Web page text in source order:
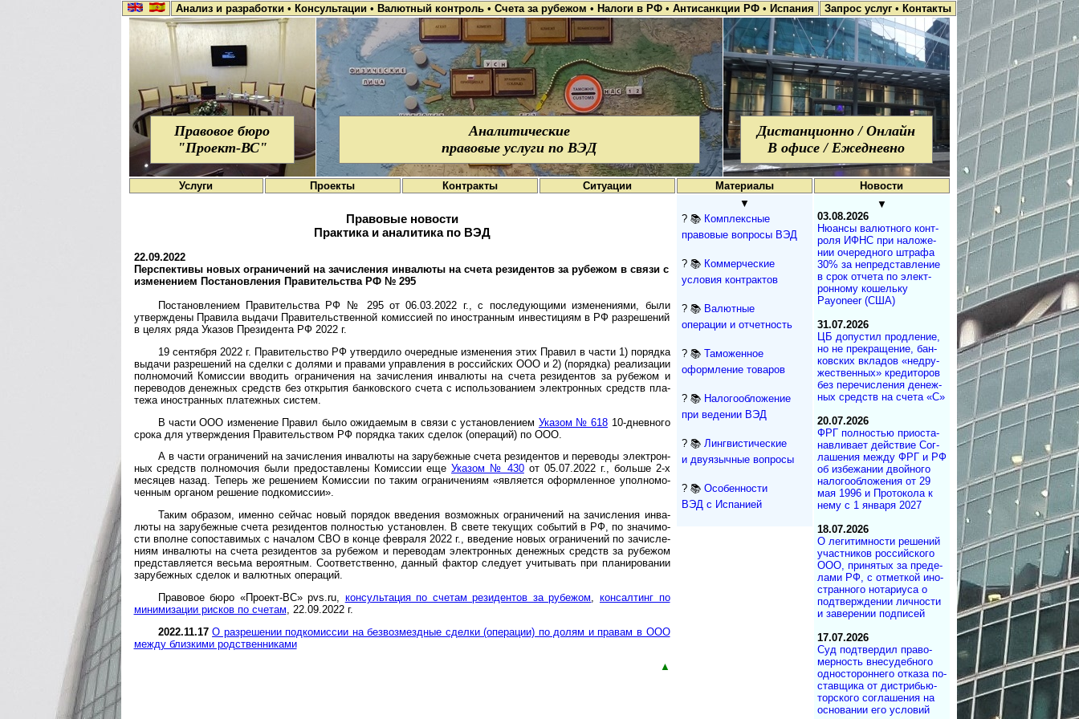
Анализ и разработки • Консультации • Валютный контроль • Счета за рубежом • Налоги в РФ • Антисанкции РФ • Испания Запрос услуг • Контакты
Правовое бюро
"Проект-ВС"
Аналитические
правовые услуги по ВЭД
Дистанционно / Онлайн
В офисе / Ежедневно
Услуги Проекты Контракты Ситуации Материалы Новости
Правовые новости
Практика и аналитика по ВЭД
22.09.2022
Перспективы но­вых ог­ра­ни­че­ний на за­чис­ле­ния ин­ва­лю­ты на сче­та ре­зи­ден­тов за ру­бе­жом в свя­зи с
из­ме­не­ни­ем По­ста­нов­ле­ния Пра­ви­тель­ст­ва РФ № 295
Постановлением Правительства РФ № 295 от 06.03.2022 г., с последующими измене­ниями, были
утвер­ждены Правила выдачи Прави­тель­ст­вен­ной комис­сией по ино­стран­ным инвес­тициям в РФ разре­шений
в целях ряда Указов Прези­дента РФ 2022 г.
19 сентября 2022 г. Правительство РФ утвердило очеред­ные изме­нения этих Правил в части 1) порядка
выдачи разре­шений на сделки с долями и пра­вами управ­ления в рос­сий­ских ООО и 2) (порядка) реали­зации
полно­мочий Комис­сии вводить огра­ни­чения на зачис­ления инва­люты на счета рези­ден­тов за рубе­жом и
пере­водов денеж­ных средств без отк­ры­тия бан­ков­ского счета с исполь­зо­ва­нием элект­рон­ных средств пла­
тежа ино­стран­ных пла­тежных систем.
В части ООО изменение Правил было ожидаемым в связи с уста­нов­ле­нием Указом № 618 10-днев­ного
срока для утвер­ж­дения Прави­тель­ст­вом РФ порядка таких сде­лок (опе­раций) по ООО.
А в части ограничений на зачисления инвалюты на зару­беж­ные счета рези­дентов и пере­воды элект­рон­
ных средств полно­мочия были предо­став­лены Комис­сии ещеУказом № 430от 05.07.2022 г., больше 2-х
меся­цев назад. Теперь же реше­нием Комис­сии по таким огра­ни­че­ниям «явля­ется оформ­лен­ное упол­но­мо­
чен­ным орга­ном реше­ние под­ко­миссии».
Таким образом, именно сейчас новый порядок введе­ния воз­мож­ных огра­ни­чений на зачис­ления инва­
люты на зару­бежные счета рези­ден­тов полнос­тью уста­нов­лен. В свете теку­щих собы­тий в РФ, по зна­чи­мо­
сти вполне сопос­та­вимых с нача­лом СВО в конце фев­раля 2022 г., введе­ние новых огра­ни­чений по зачис­ле­
ниям инва­люты на счета рези­ден­тов за рубе­жом и пере­водам элект­рон­ных денеж­ных средств за рубе­жом
пред­став­ля­ется весьма веро­ятным. Соот­вет­ст­венно, дан­ный фактор сле­дует учи­ты­вать при плани­ро­вании
зару­беж­ных сде­лок и валют­ных опе­раций.
Правовое бюро «Проект-ВС» pvs.ru, консультация по счетам резидентов за рубежом
консалтинг по
минимизации рисков по счетам , 22.09.2022 г.
2022.11.17 О разрешении под­ко­мис­сии на без­воз­мезд­ные сдел­ки (опе­ра­ции) по до­лям и пра­вам в ООО
меж­ду близ­ки­ми род­ст­вен­ни­ками
▲
▼
? 📚 Комплексные
правовые вопросы ВЭД
? 📚 Коммерческие
условия контрактов
? 📚 Валютные
операции и отчетность
? 📚 Таможенное
оформление товаров
? 📚 Налогообложение
при ведении ВЭД
? 📚 Лингвистические
и двуязычные вопросы
? 📚 Особенности
ВЭД с Испанией
▼
03.08.2026
Нюансы валют­но­го кон­т­
ро­ля ИФНС при на­ло­же­
нии оче­ре­д­но­го штра­фа
30% за не­пред­с­та­в­ле­ние
в срок от­че­та по эле­к­т­
рон­но­му ко­ше­ль­ку
Payoneer (США)
31.07.2026
ЦБ допустил продле­ние,
но не пре­кра­ще­ние, бан­
ков­ских вкла­дов «не­дру­
же­ст­вен­ных» кре­ди­то­ров
без пе­ре­чис­ле­ния де­не­ж­
ных средств на сче­та «С»
20.07.2026
ФРГ полностью при­ос­та­
на­в­ли­ва­ет дей­ст­вие Со­г­
ла­ше­ния меж­ду ФРГ и РФ
об из­бе­жа­нии двой­но­го
на­ло­го­об­ло­же­ния от 29
мая 1996 и Про­то­ко­ла к
нему с 1 ян­ва­ря 2027
18.07.2026
О легитимности ре­ше­ний
участ­ни­ков рос­сий­ско­го
ООО, при­ня­тых за пре­де­
ла­ми РФ, с от­мет­кой ино­
ст­ран­но­го но­та­ри­у­са о
под­т­вер­ж­де­нии лич­но­с­ти
и за­ве­ре­нии под­писей
17.07.2026
Суд под­твер­дил пра­во­
мер­ность вне­су­деб­ного
од­но­сто­рон­не­го от­ка­за по­
с­тав­щика от дист­ри­бь­ю­
тор­с­ко­го со­г­ла­ше­ния на
ос­но­ва­нии его ус­ло­вий